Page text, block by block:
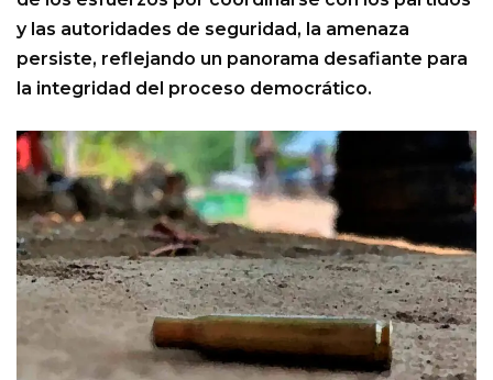
y las autoridades de seguridad, la amenaza
persiste, reflejando un panorama desafiante para
la integridad del proceso democrático.